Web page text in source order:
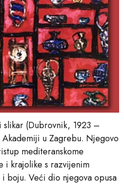
slikar (Dubrovnik, 1923 –
u Zagrebu. Njegovo
mediteranskome
i krajolike s razvijenim
boju. Veći dio njegova opusa